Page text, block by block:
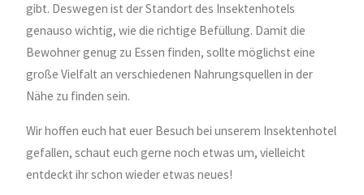
gibt. Deswegen ist der Standort des Insektenhotels
genauso wichtig, wie die richtige Befüllung. Damit die
Bewohner genug zu Essen finden, sollte möglichst eine
große Vielfalt an verschiedenen Nahrungsquellen in der
Nähe zu finden sein.
Wir hoffen euch hat euer Besuch bei unserem Insektenhotel
gefallen, schaut euch gerne noch etwas um, vielleicht
entdeckt ihr schon wieder etwas neues!